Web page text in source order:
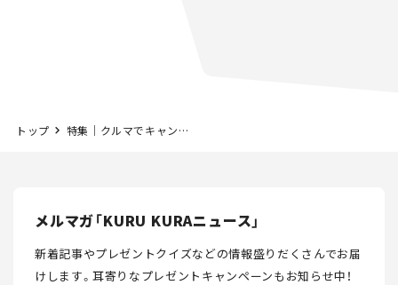
トップ 特集｜クルマでキャンプ行こう！
メルマガ「KURU KURAニュース」
新着記事やプレゼントクイズなどの情報盛りだくさんでお届
けします。耳寄りなプレゼントキャンペーンもお知らせ中！